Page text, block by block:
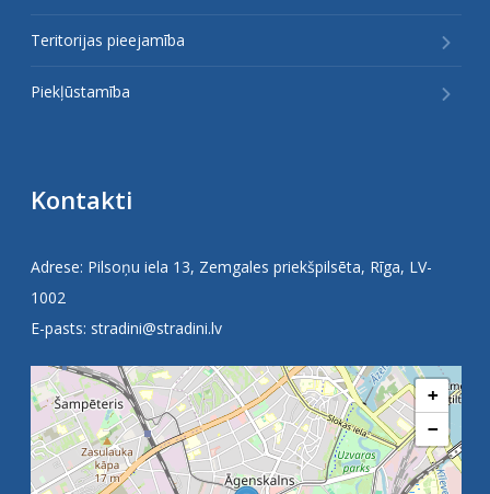
Teritorijas pieejamība
Piekļūstamība
Kontakti
Adrese: Pilsoņu iela 13, Zemgales priekšpilsēta, Rīga, LV-
1002
E-pasts: stradini@stradini.lv
+
−